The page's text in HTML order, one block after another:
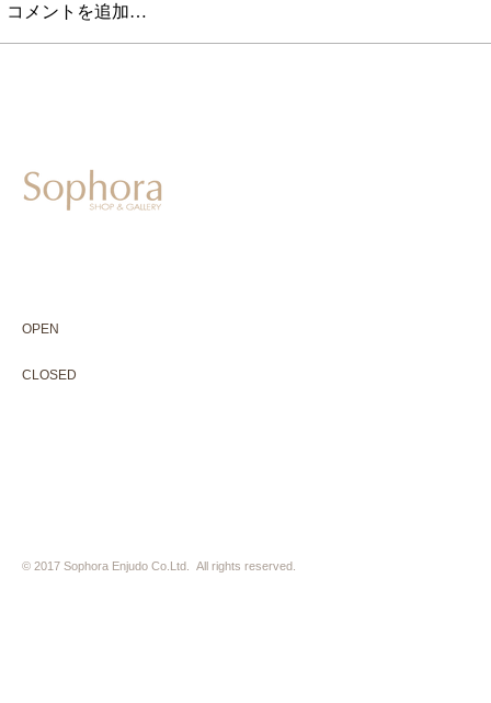
コメントを追加…
OPEN
CLOSED
© 2017 Sophora Enjudo Co.Ltd. All rights reserved.